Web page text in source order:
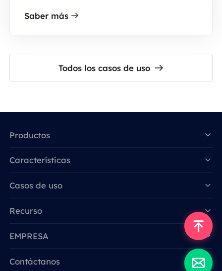
Saber más
Todos los casos de uso
Productos
Características
Casos de uso
Recurso
EMPRESA
Contáctanos